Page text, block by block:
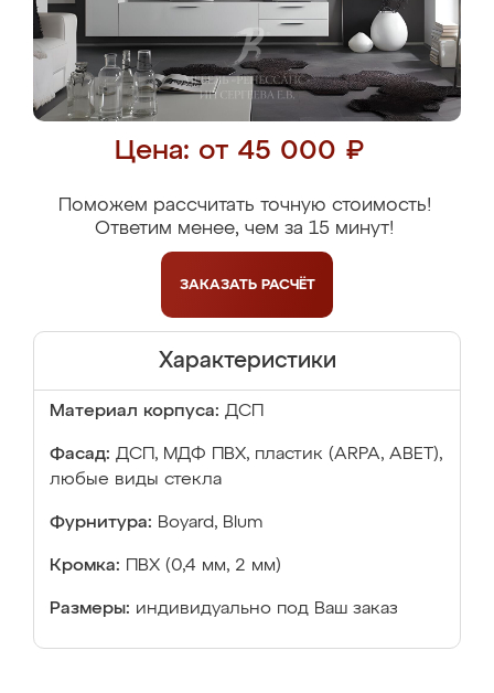
Цена: от 45 000 ₽
Поможем рассчитать точную стоимость!
Ответим менее, чем за 15 минут!
ЗАКАЗАТЬ РАСЧЁТ
Характеристики
Материал корпуса: ДСП
Фасад: ДСП, МДФ ПВХ, пластик (ARPA, ABET),
любые виды стекла
Фурнитура: Boyard, Blum
Кромка: ПВХ (0,4 мм, 2 мм)
Размеры: индивидуально под Ваш заказ